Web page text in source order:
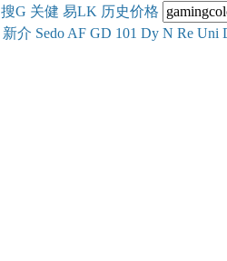
搜G 关健 易LK 历史价格
新介 Sedo AF GD 101 Dy N Re Uni